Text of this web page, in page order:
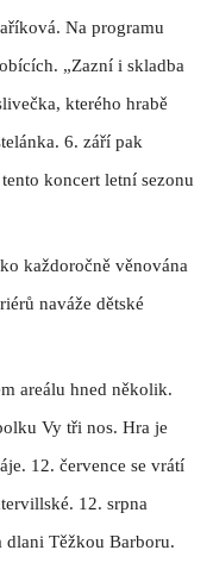
Na programu
„Zazní i skladba
kterého hrabě
6. září pak
koncert letní sezonu
každoročně věnována
naváže dětské
areálu hned několik.
Vy tři nos. Hra je
12. července se vrátí
12. srpna
dlani Těžkou Barboru.